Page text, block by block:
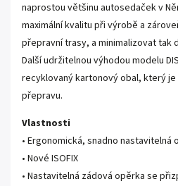
naprostou většinu autosedaček v
maximální kvalitu při výrobě a
přepravní trasy, a minimalizovat tak
Další udržitelnou výhodou modelu
recyklovaný kartonový obal, který
přepravu.
Vlastnosti
• Ergonomická, snadno nastavitelná
• Nové ISOFIX
• Nastavitelná zádová opěrka se